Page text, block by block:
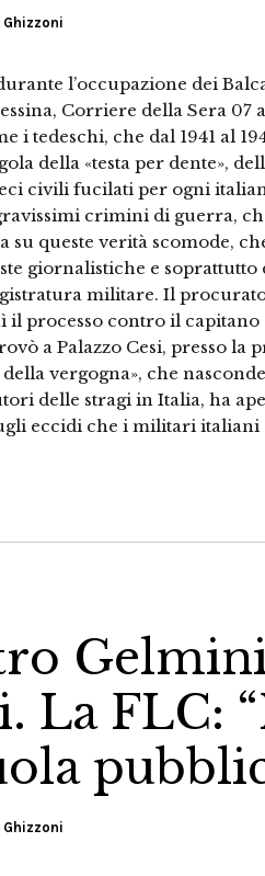
Ghizzoni
l’occupazione dei
Corriere della Sera
i tedeschi, che dal 1941 al
della «testa per dente»,
civili fucilati per ogni
crimini di guerra,
su queste verità scomode,
giornalistiche e
militare. Il
il processo contro il capitano
a Palazzo Cesi, presso la
vergogna», che
delle stragi in Italia, ha
eccidi che i militari
La FLC:
Ghizzoni